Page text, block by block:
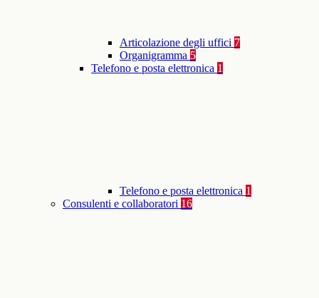
Articolazione degli uffici 7
Organigramma 5
Telefono e posta elettronica 1
Telefono e posta elettronica 1
Consulenti e collaboratori 16